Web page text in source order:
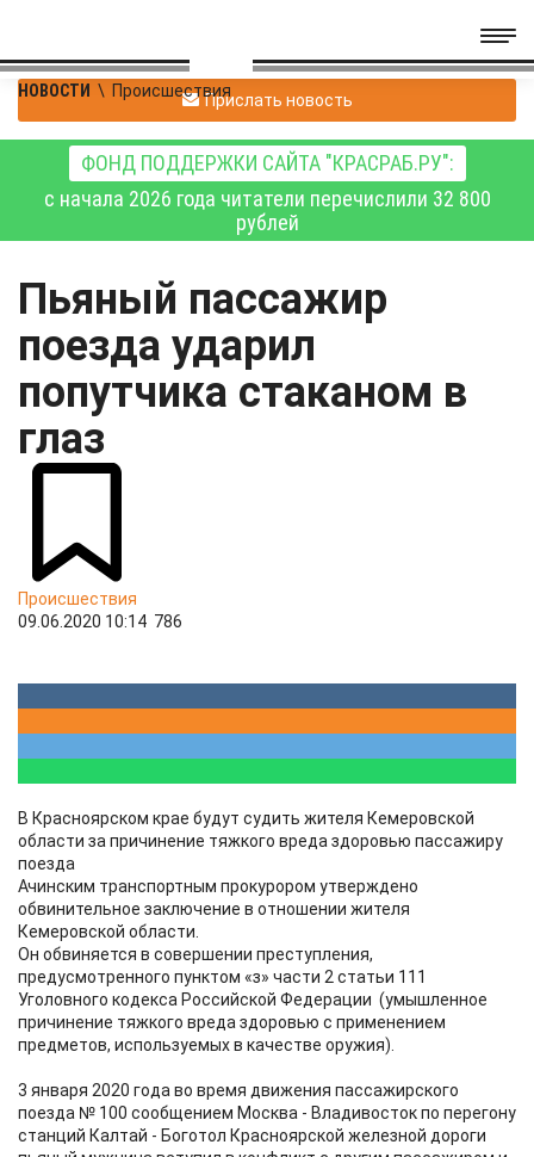
НОВОСТИ \ ПроисшествияПрислать новость
ФОНД ПОДДЕРЖКИ САЙТА "КРАСРАБ.РУ":
с начала 2026 года читатели перечислили 32 800
рублей
Пьяный пассажир
поезда ударил
попутчика стаканом в
глаз
Происшествия
09.06.2020 10:14 786
В Красноярском крае будут судить жителя Кемеровской
области за причинение тяжкого вреда здоровью пассажиру
поезда
Ачинским транспортным прокурором утверждено
обвинительное заключение в отношении жителя
Кемеровской области.
Он обвиняется в совершении преступления,
предусмотренного пунктом «з» части 2 статьи 111
Уголовного кодекса Российской Федерации (умышленное
причинение тяжкого вреда здоровью с применением
предметов, используемых в качестве оружия).
3 января 2020 года во время движения пассажирского
поезда № 100 сообщением Москва - Владивосток по перегону
станций Калтай - Боготол Красноярской железной дороги